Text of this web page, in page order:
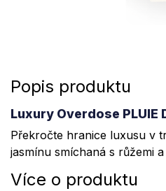
Popis produktu
Luxury Overdose PLUIE
Překročte hranice luxusu v
jasmínu smíchaná s růžemi
Více o produktu